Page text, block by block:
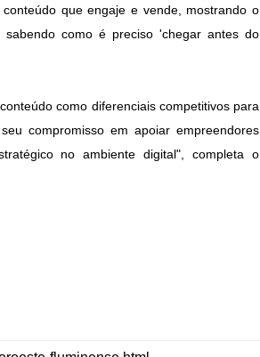
que engaje e vende, mostrando o
como é preciso 'chegar antes do
como diferenciais competitivos para
compromisso em apoiar empreendores
no ambiente digital", completa o